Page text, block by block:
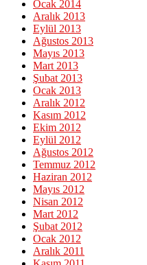
Ocak 2014
Aralık 2013
Eylül 2013
Ağustos 2013
Mayıs 2013
Mart 2013
Şubat 2013
Ocak 2013
Aralık 2012
Kasım 2012
Ekim 2012
Eylül 2012
Ağustos 2012
Temmuz 2012
Haziran 2012
Mayıs 2012
Nisan 2012
Mart 2012
Şubat 2012
Ocak 2012
Aralık 2011